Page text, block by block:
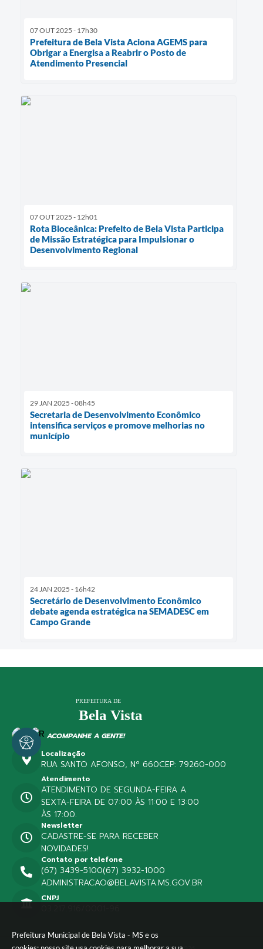
Prefeitura Municipal de Bela Vista - MS e os
07 OUT 2025 - 17h30
Prefeitura de Bela Vista Aciona AGEMS para
Obrigar a Energisa a Reabrir o Posto de
Atendimento Presencial
07 OUT 2025 - 12h01
Rota Bioceânica: Prefeito de Bela Vista Participa
de Missão Estratégica para Impulsionar o
Desenvolvimento Regional
29 JAN 2025 - 08h45
Secretaria de Desenvolvimento Econômico
intensifica serviços e promove melhorias no
município
24 JAN 2025 - 16h42
Secretário de Desenvolvimento Econômico
debate agenda estratégica na SEMADESC em
Campo Grande
ACOMPANHE A GENTE!
Localização
RUA SANTO AFONSO, Nº 660CEP: 79260-000
Contato por telefone
(67) 3439-5100(67) 3932-1000
ADMINISTRACAO@BELAVISTA.MS.GOV.BR
Atendimento
ATENDIMENTO DE SEGUNDA-FEIRA A
SEXTA-FEIRA DE 07:00 ÀS 11:00 E 13:00
ÀS 17:00.
CNPJ
Newsletter
CADASTRE-SE PARA RECEBER
NOVIDADES!